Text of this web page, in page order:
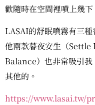
歡隨時在空間裡噴上幾下
LASAI的舒眠噴霧有三
他兩款暮夜安生（
Balance）也非常吸引
其他的。
https://www.lasai.tw/